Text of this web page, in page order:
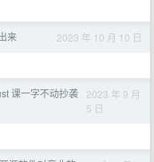
来 2023 年 10 月 10 日
课一字不动抄袭
2023 年 9 月
5 日